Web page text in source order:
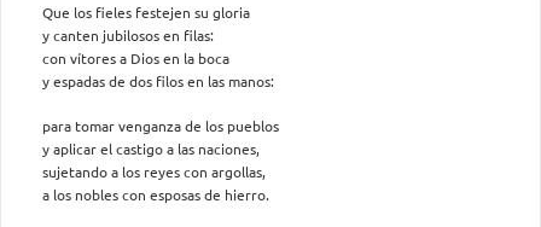
Que los fieles festejen su gloria
y canten jubilosos en filas:
con vítores a Dios en la boca
y espadas de dos filos en las manos:
para tomar venganza de los pueblos
y aplicar el castigo a las naciones,
sujetando a los reyes con argollas,
a los nobles con esposas de hierro.